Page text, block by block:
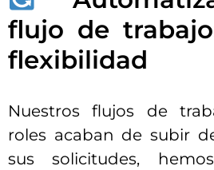
flujo de
flexibilidad
Nuestros flujos de
roles acaban de subir
sus solicitudes,